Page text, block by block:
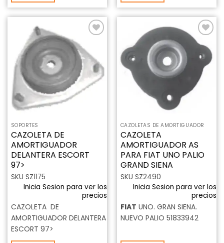
a la
lista de
deseos
SOPORTES
CAZOLETA DE
AMORTIGUADOR
DELANTERA ESCORT
97>
SKU SZ1175
Inicia Sesion para ver los
precios
CAZOLETA DE
AMORTIGUADOR DELANTERA
ESCORT 97>
Añadir
a la
lista de
deseos
CAZOLETAS DE AMORTIGUADOR
CAZOLETA
AMORTIGUADOR AS
PARA FIAT UNO PALIO
GRAND SIENA
SKU SZ2490
Inicia Sesion para ver los
precios
FIAT UNO. GRAN SIENA.
NUEVO PALIO 51833942